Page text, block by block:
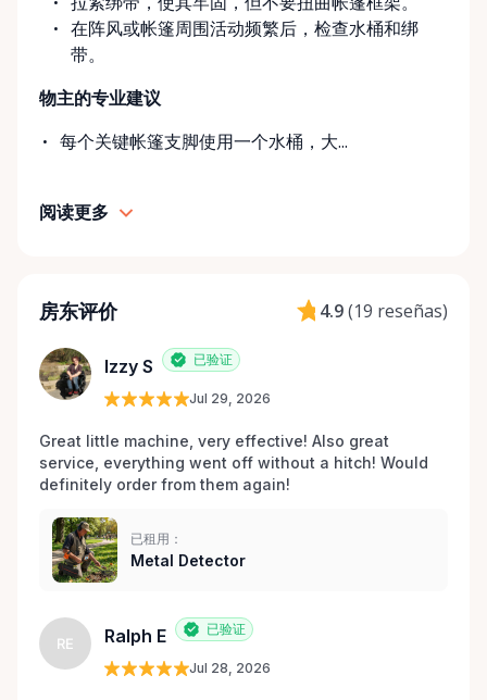
在阵风或帐篷周围活动频繁后，检查水桶和绑
带。
物主的专业建议
每个关键帐篷支脚使用一个水桶，大...
阅读更多
房东评价 4.9(19 reseñas)
Izzy S 已验证
Jul 29, 2026
Great little machine, very effective! Also great
service, everything went off without a hitch! Would
definitely order from them again!
已租用：
Metal Detector
RE Ralph E 已验证
Jul 28, 2026